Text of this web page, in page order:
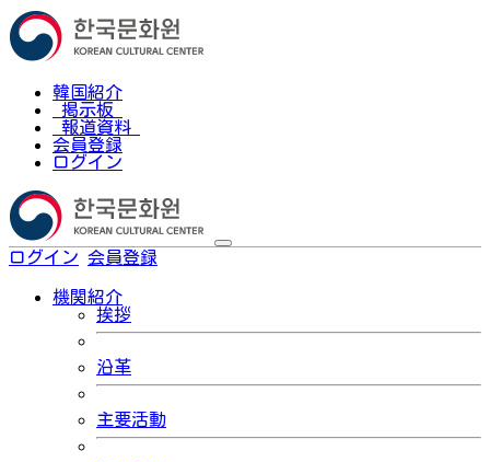
韓国紹介
掲示板
報道資料
会員登録
ログイン
ログイン 会員登録
機関紹介
挨拶
沿革
主要活動